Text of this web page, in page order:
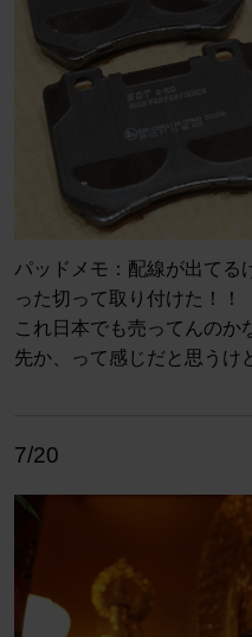
パッドメモ：配線が出てる
った切って取り付けた！！
これ日本でも売ってんのか
先か、って感じだと思うけ
7/20